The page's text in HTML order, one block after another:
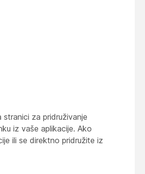
za pridruživanje
iz vaše aplikacije. Ako
ili se direktno pridružite iz